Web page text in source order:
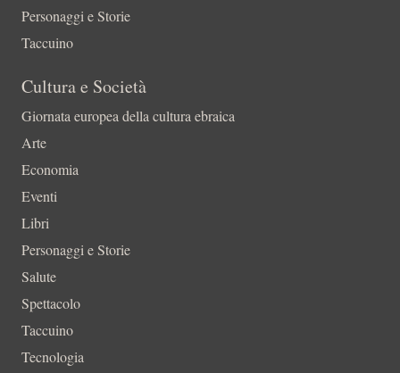
Personaggi e Storie
Taccuino
Cultura e Società
Giornata europea della cultura ebraica
Arte
Economia
Eventi
Libri
Personaggi e Storie
Salute
Spettacolo
Taccuino
Tecnologia